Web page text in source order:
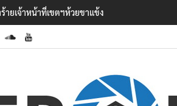
ลง์’ เยือนไทย ขึงป้าย ‘ไม่ต้อนรับอาชญากร’